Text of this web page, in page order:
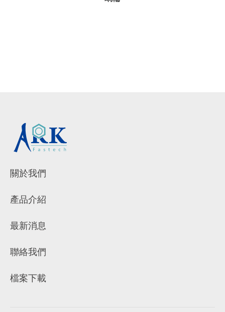
關於我們
產品介紹
最新消息
聯絡我們
檔案下載